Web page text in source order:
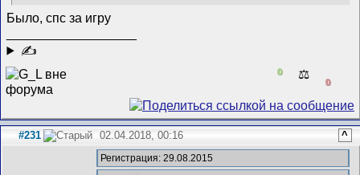
Было, спс за игру
✍
0 ⚖️
0
#231 02.04.2018, 00:16 ^
Регистрация: 29.08.2015